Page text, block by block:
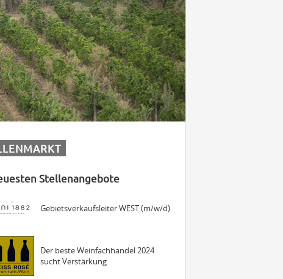
Stellenangebote
Senior Brand Builder (m/w/d)
Maschinist Weinbau/Landwirt
(m/w/d)
Landmaschinenmechatroniker
Weinbau (m/w/d)
Gebietsverkaufsleiter WEST (m/w/d)
Der beste Weinfachhandel 2024
sucht Verstärkung